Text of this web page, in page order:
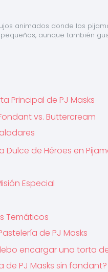
animados donde los
aunque también
Principal de PJ Masks
vs. Buttercream
Dulce de Héroes en
Especial
Temáticos
de PJ Masks
encargar una torta de
de PJ Masks sin fondant?